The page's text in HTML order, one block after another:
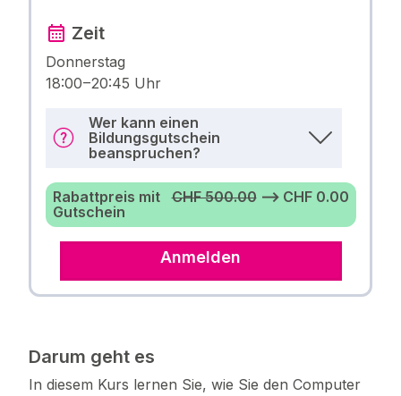
Zeit
Donnerstag
18:00 – 20:45 Uhr
Wer kann einen
Bildungsgutschein
beanspruchen?
Rabattpreis mit
Gutschein
CHF 500.00⟶ CHF 0.00
Anmelden
Darum geht es
In diesem Kurs lernen Sie, wie Sie den Computer